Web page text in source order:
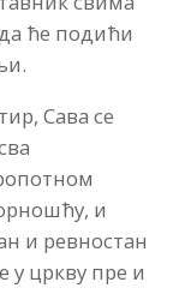
ће подићи
Сава се
и
и ревностан
у цркву пре и